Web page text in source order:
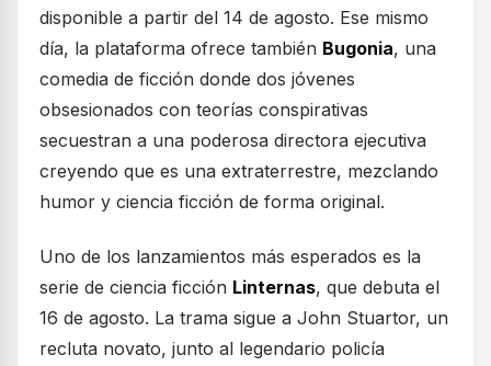
disponible a partir del 14 de agosto. Ese mismo
día, la plataforma ofrece también Bugonia, una
comedia de ficción donde dos jóvenes
obsesionados con teorías conspirativas
secuestran a una poderosa directora ejecutiva
creyendo que es una extraterrestre, mezclando
humor y ciencia ficción de forma original.
Uno de los lanzamientos más esperados es la
serie de ciencia ficción Linternas, que debuta el
16 de agosto. La trama sigue a John Stuartor, un
recluta novato, junto al legendario policía